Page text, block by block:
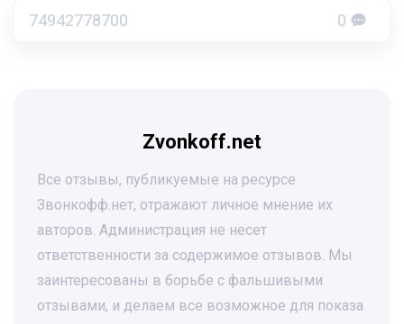
74942778700 0
Zvonkoff.net
Все отзывы, публикуемые на ресурсе
Звонкофф.нет, отражают личное мнение их
авторов. Администрация не несет
ответственности за содержимое отзывов. Мы
заинтересованы в борьбе с фальшивыми
отзывами, и делаем все возможное для показа